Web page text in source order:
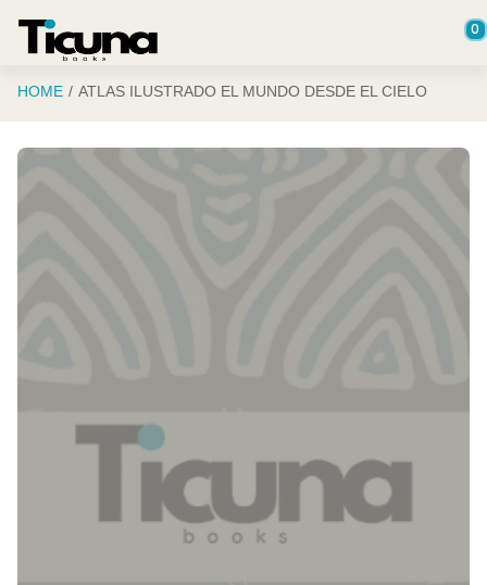
0
HOME ATLAS ILUSTRADO EL MUNDO DESDE EL CIELO